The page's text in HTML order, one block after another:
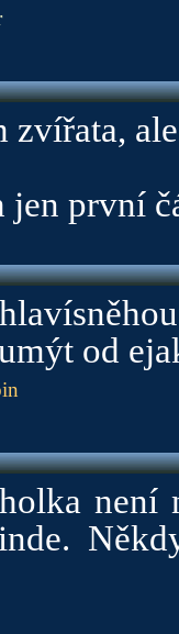
zvířata,
jen první
od
není